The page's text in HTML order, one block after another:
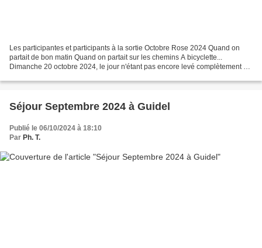
Les participantes et participants à la sortie Octobre Rose 2024 Quand on
partait de bon matin Quand on partait sur les chemins A bicyclette...
Dimanche 20 octobre 2024, le jour n'étant pas encore levé complètement à
Séjour Septembre 2024 à Guidel
Publié le 06/10/2024 à 18:10
Par Ph. T.